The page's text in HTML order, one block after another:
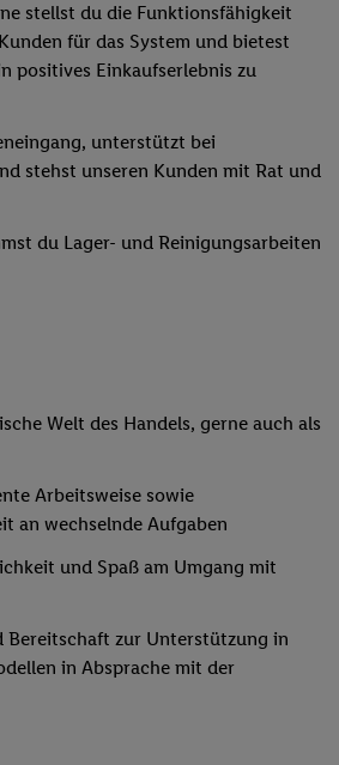
stellst du die Funktionsfähigkeit
für das System und bietest
positives Einkaufserlebnis zu
unterstützt bei
stehst unseren Kunden mit Rat und
du Lager- und Reinigungsarbeiten
Welt des Handels, gerne auch als
Arbeitsweise sowie
an wechselnde Aufgaben
und Spaß am Umgang mit
Bereitschaft zur Unterstützung in
in Absprache mit der